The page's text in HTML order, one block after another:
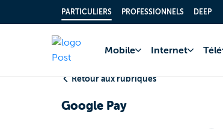
PARTICULIERS PROFESSIONNELS DEEP
Mobile Internet Télé
Retour aux rubriques
Google Pay